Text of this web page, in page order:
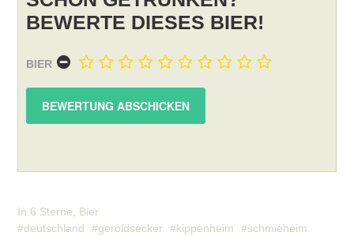
BEWERTE DIESES BIER!
BIER
In 6 Sterne
Bier
deutschland
geroldsecker kippenheim schmieheim